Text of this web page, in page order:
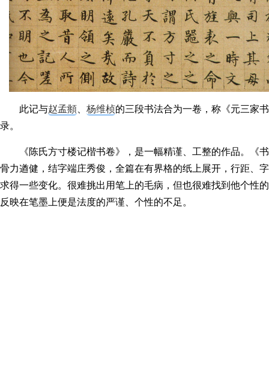
此记与赵孟頫 杨维桢的三段书法合为一卷，称《元三家
录。
《陈氏方寸楼记楷书卷》，是一幅精谨、工整的作品。《
骨力遒健，结字端庄秀俊，全篇在有界格的纸上展开，行距、
求得一些变化。很难挑出用笔上的毛病，但也很难找到他个性
反映在笔墨上便是法度的严谨、个性的不足。